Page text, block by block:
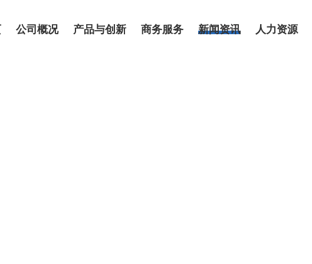
公司概况 产品与创新 商务服务 新闻资讯 人力资源